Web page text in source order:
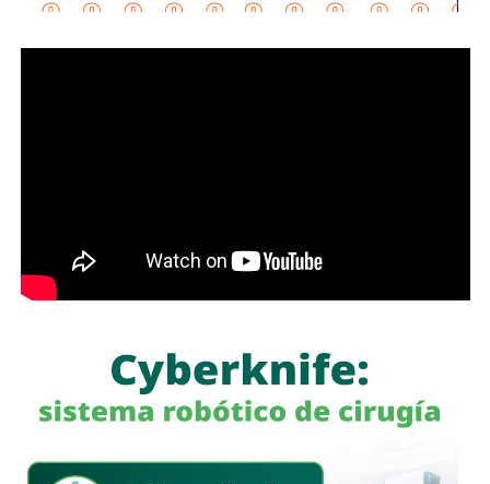
La Dirección de Gestión Ecológica y Manejo de
desplegó cuadrillas para retirar ramas, residuos y
materiales acumulados en coladeras y alcantarillas,
además de continuar con la limpieza de las zonas donde